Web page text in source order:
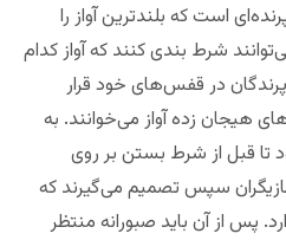
است که بلندترین آواز را
شرط بندی کنند که آواز کدام
در قفس‌های خود قرار
هیجان زده آواز می‌خوانند. به
تا قبل از شرط بستن بر روی
بازیگران سپس تصمیم ‌می‌گیرند که
پس از آن باید صبورانه منتظر